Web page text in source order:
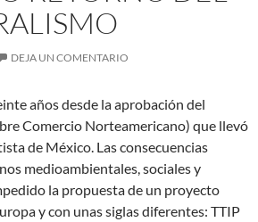
DEJA UN COMENTARIO
años desde la aprobación del
Comercio Norteamericano) que llevó
de México. Las consecuencias
medioambientales, sociales y
la propuesta de un proyecto
y con unas siglas diferentes: TTIP